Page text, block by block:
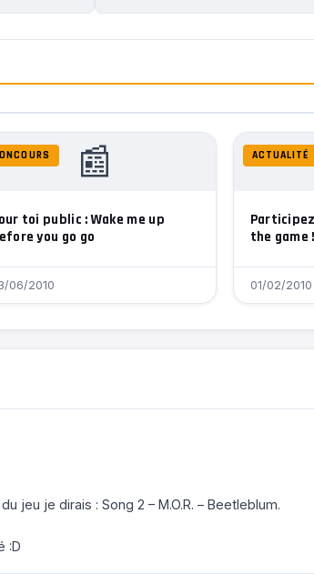
📰
toi public : Wake me up
you go go
06/2010
ACTUALITÉ
the game !
01/02/2010
jeu je dirais : Song 2 – M.O.R. – Beetleblum.
:D